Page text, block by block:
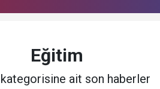
Eğitim
ait son haberler